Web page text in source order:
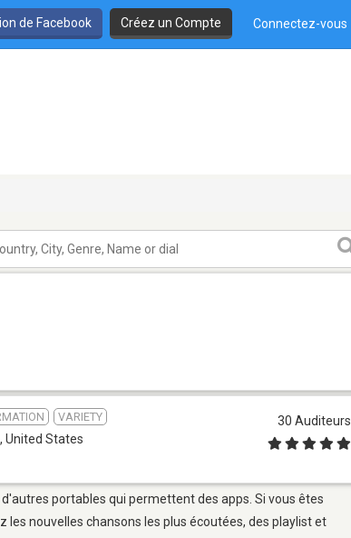
de Facebook Créez un Compte Connectez-vous
VARIETY
, United States
30 Auditeurs
portables qui permettent des apps. Si vous êtes
nouvelles chansons les plus écoutées, des playlist et